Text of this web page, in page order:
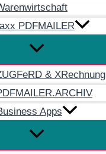
PDFMAILER
& XRechnung
Apps